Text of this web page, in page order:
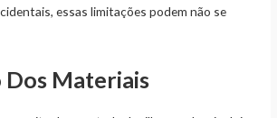
essas limitações podem não se
Dos Materiais